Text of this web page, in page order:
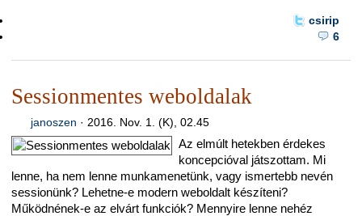
csirip
6
Sessionmentes weboldalak
janoszen · 2016. Nov. 1. (K), 02.45
Az elmúlt hetekben érdekes
koncepcióval játszottam. Mi
lenne, ha nem lenne munkamenetünk, vagy ismertebb nevén
sessionünk? Lehetne-e modern weboldalt készíteni?
Működnének-e az elvárt funkciók? Mennyire lenne nehéz